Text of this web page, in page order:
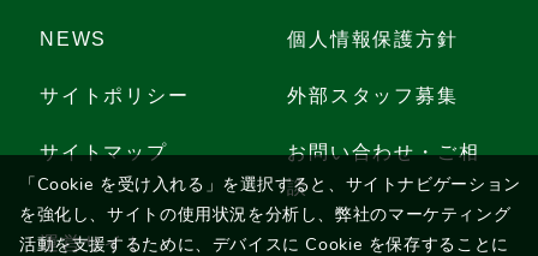
NEWS 個人情報保護方針
サイトポリシー 外部スタッフ募集
サイトマップ
お問い合わせ・ご相
談
運営サイト
「Cookie を受け入れる」を選択すると、サイトナビゲーション
を強化し、サイトの使用状況を分析し、弊社のマーケティング
活動を支援するために、デバイスに Cookie を保存することに